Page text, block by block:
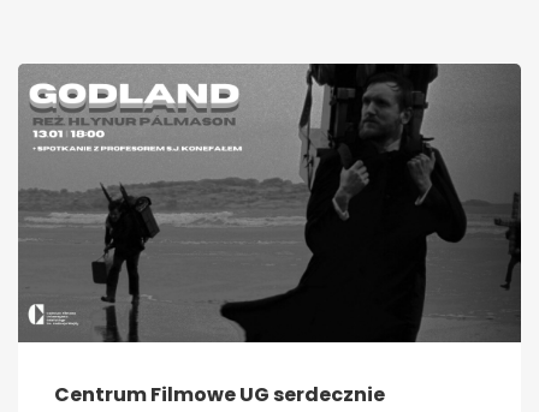
Centrum Filmowe UG serdecznie